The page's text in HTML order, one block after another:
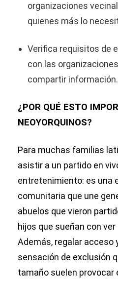
organizaciones
quienes más lo
Verifica requisitos de
con las
compartir información.
¿POR QUÉ ESTO
NEOYORQUINOS?
Para muchas familias
asistir a un partido en
entretenimiento: es una
comunitaria que une
abuelos que vieron
hijos que sueñan con
Además, regalar acceso
sensación de exclusión
tamaño suelen provocar